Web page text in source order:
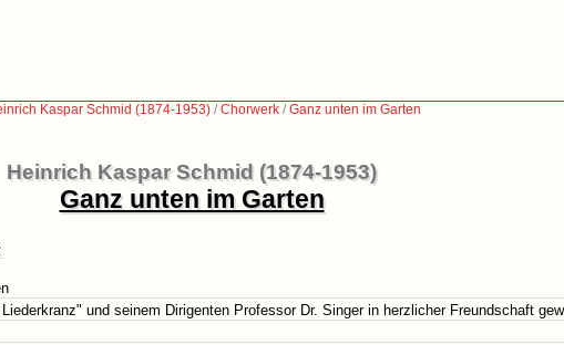
Kaspar Schmid (1874-1953) /Chorwerk /Ganz unten im Garten
Heinrich Kaspar Schmid (1874-1953)
Ganz unten im Garten
und seinem Dirigenten Professor Dr. Singer in herzlicher Freundschaft